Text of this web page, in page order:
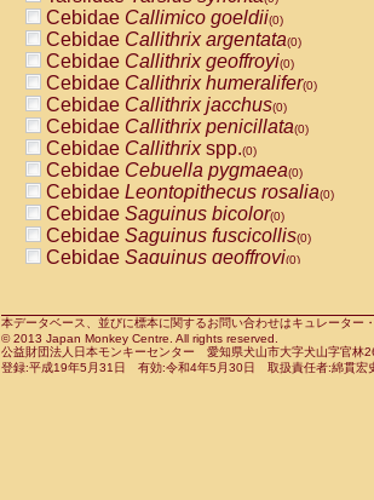
PitheciidaeCallicebus moloch
PitheciidaeCallicebus torquatus
PitheciidaeCallicebusspp.(0)
PitheciidaeChiropotes satanas(0)
PitheciidaePithecia monachus
PitheciidaePithecia pithecia(0)
CercopithecidaeCercocebus agilis
CercopithecidaeCercocebus
CercopithecidaeCercocebus
CercopithecidaeCercocebus
CercopithecidaeCercocebus
CercopithecidaeCercocebushybrid
CercopithecidaePapio anubis(0)
CercopithecidaePapio cynocephalus
CercopithecidaePapio hamadryas(0)
Cebidae Callimico goeldii(0)
Cebidae Callithrix argentata(0)
Cebidae Callithrix geoffroyi(0)
Cebidae Callithrix humeralifer(0)
Cebidae Callithrix jacchus(0)
Cebidae Callithrix penicillata(0)
Cebidae Callithrixspp.(0)
Cebidae Cebuella pygmaea(0)
Cebidae Leontopithecus rosalia(0)
Cebidae Saguinus bicolor(0)
Cebidae Saguinus fuscicollis(0)
Cebidae Saguinus geoffroyi(0)
CebidaeSaguinus leucopus(0)
CebidaeSaguinus midas(0)
Cebidae Saguinus mystax(0)
本データベース、並びに標本に関するお問い合わせはキュレータ
© 2013 Japan Monkey Centre. All rights reserved.
公益財団法人日本モンキーセンター 愛知県犬山市大字犬山字官
登録:平成19年5月31日 有効:令和4年5月30日 取扱責任者:綿貫宏